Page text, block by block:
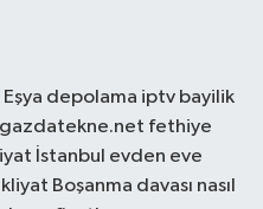
Eşya depolama iptv bayilik
fethiye
İstanbul evden eve
Boşanma davası nasıl